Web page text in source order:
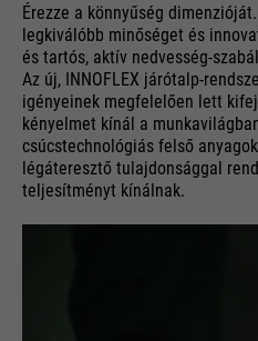
Érezze a könnyűség
legkiválóbb minőséget és
és tartós, aktív nedvesség-
Az új, INNOFLEX járótalp-
igényeinek megfelelően lett
kényelmet kínál a
csúcstechnológiás felső
légáteresztő tulajdonsággal
teljesítményt kínálnak.